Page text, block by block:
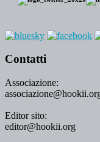
Contatti
Associazione:
Editor sito:
editor@hookii.org